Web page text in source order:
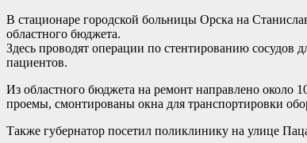
В стационаре городской больницы Орска на
областного бюджета.
Здесь проводят операции по стентированию сосудов
пациентов.
Из областного бюджета на ремонт направлено
проемы, смонтированы окна для транспортировки
Также губернатор посетил поликлинику на улице